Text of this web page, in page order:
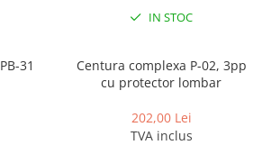
IN STOC
31
Centura complexa P-02, 3pp
cu protector lombar
202,00 Lei
TVA inclus